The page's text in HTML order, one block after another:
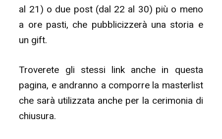
al 21) o due post (dal 22 al 30) più o meno
a ore pasti, che pubblicizzerà una storia e
un gift.
Troverete gli stessi link anche in questa
pagina, e andranno a comporre la masterlist
che sarà utilizzata anche per la cerimonia di
chiusura.